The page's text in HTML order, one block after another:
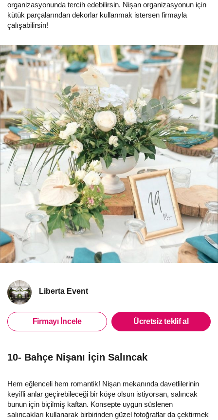
organizasyonunda tercih edebilirsin. Nişan organizasyonun için
kütük parçalarından dekorlar kullanmak istersen firmayla
çalışabilirsin!
Liberta Event
Firmayı İncele Ücretsiz teklif al
10- Bahçe Nişanı İçin Salıncak
Hem eğlenceli hem romantik! Nişan mekanında davetlilerinin
keyifli anlar geçirebileceği bir köşe olsun istiyorsan, salıncak
bunun için biçilmiş kaftan. Konsepte uygun süslenen
salıncakları kullanarak birbirinden güzel fotoğraflar da çektirmek